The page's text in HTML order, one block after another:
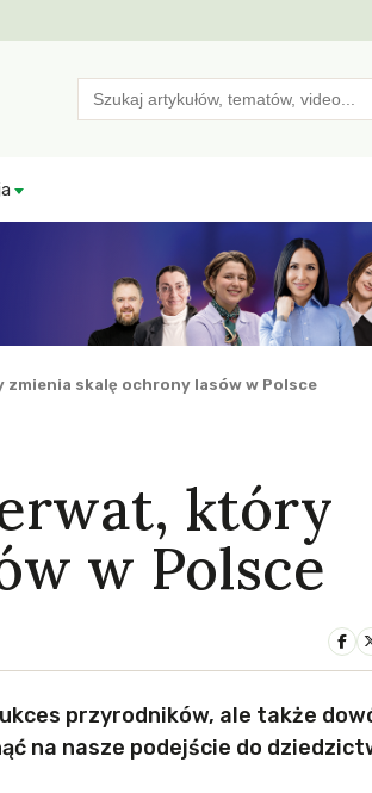
Search
for:
skalę ochrony lasów w Polsce
który
w Polsce
przyrodników, ale także
na nasze podejście do